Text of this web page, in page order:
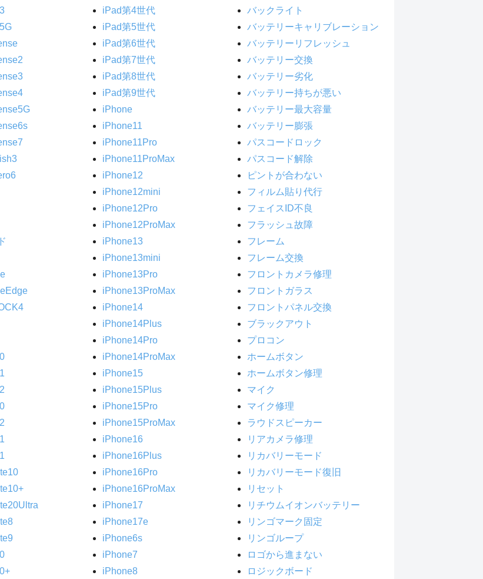
iPad第4世代
iPad第5世代
iPad第6世代
iPad第7世代
iPad第8世代
iPad第9世代
iPhone
iPhone11
iPhone11Pro
iPhone11ProMax
iPhone12
iPhone12mini
iPhone12Pro
iPhone12ProMax
iPhone13
iPhone13mini
iPhone13Pro
iPhone13ProMax
iPhone14
iPhone14Plus
iPhone14Pro
iPhone14ProMax
iPhone15
iPhone15Plus
iPhone15Pro
iPhone15ProMax
iPhone16
iPhone16Plus
iPhone16Pro
iPhone16ProMax
iPhone17
iPhone17e
iPhone6s
iPhone7
iPhone8
バックライト
バッテリーキャリブレーション
バッテリーリフレッシュ
バッテリー交換
バッテリー劣化
バッテリー持ちが悪い
バッテリー最大容量
バッテリー膨張
パスコードロック
パスコード解除
ピントが合わない
フィルム貼り代行
フェイスID不良
フラッシュ故障
フレーム
フレーム交換
フロントカメラ修理
フロントガラス
フロントパネル交換
ブラックアウト
プロコン
ホームボタン
ホームボタン修理
マイク
マイク修理
ラウドスピーカー
リアカメラ修理
リカバリーモード
リカバリーモード復旧
リセット
リチウムイオンバッテリー
リンゴマーク固定
リンゴループ
ロゴから進まない
ロジックボード